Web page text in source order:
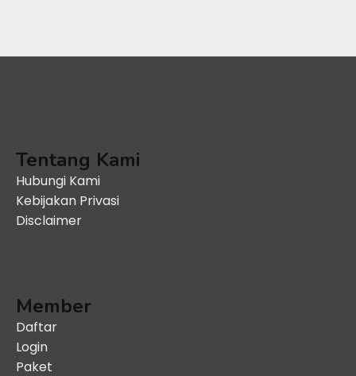
Tentang Kami
Hubungi Kami
Kebijakan Privasi
Disclaimer
Member
Daftar
Login
Paket